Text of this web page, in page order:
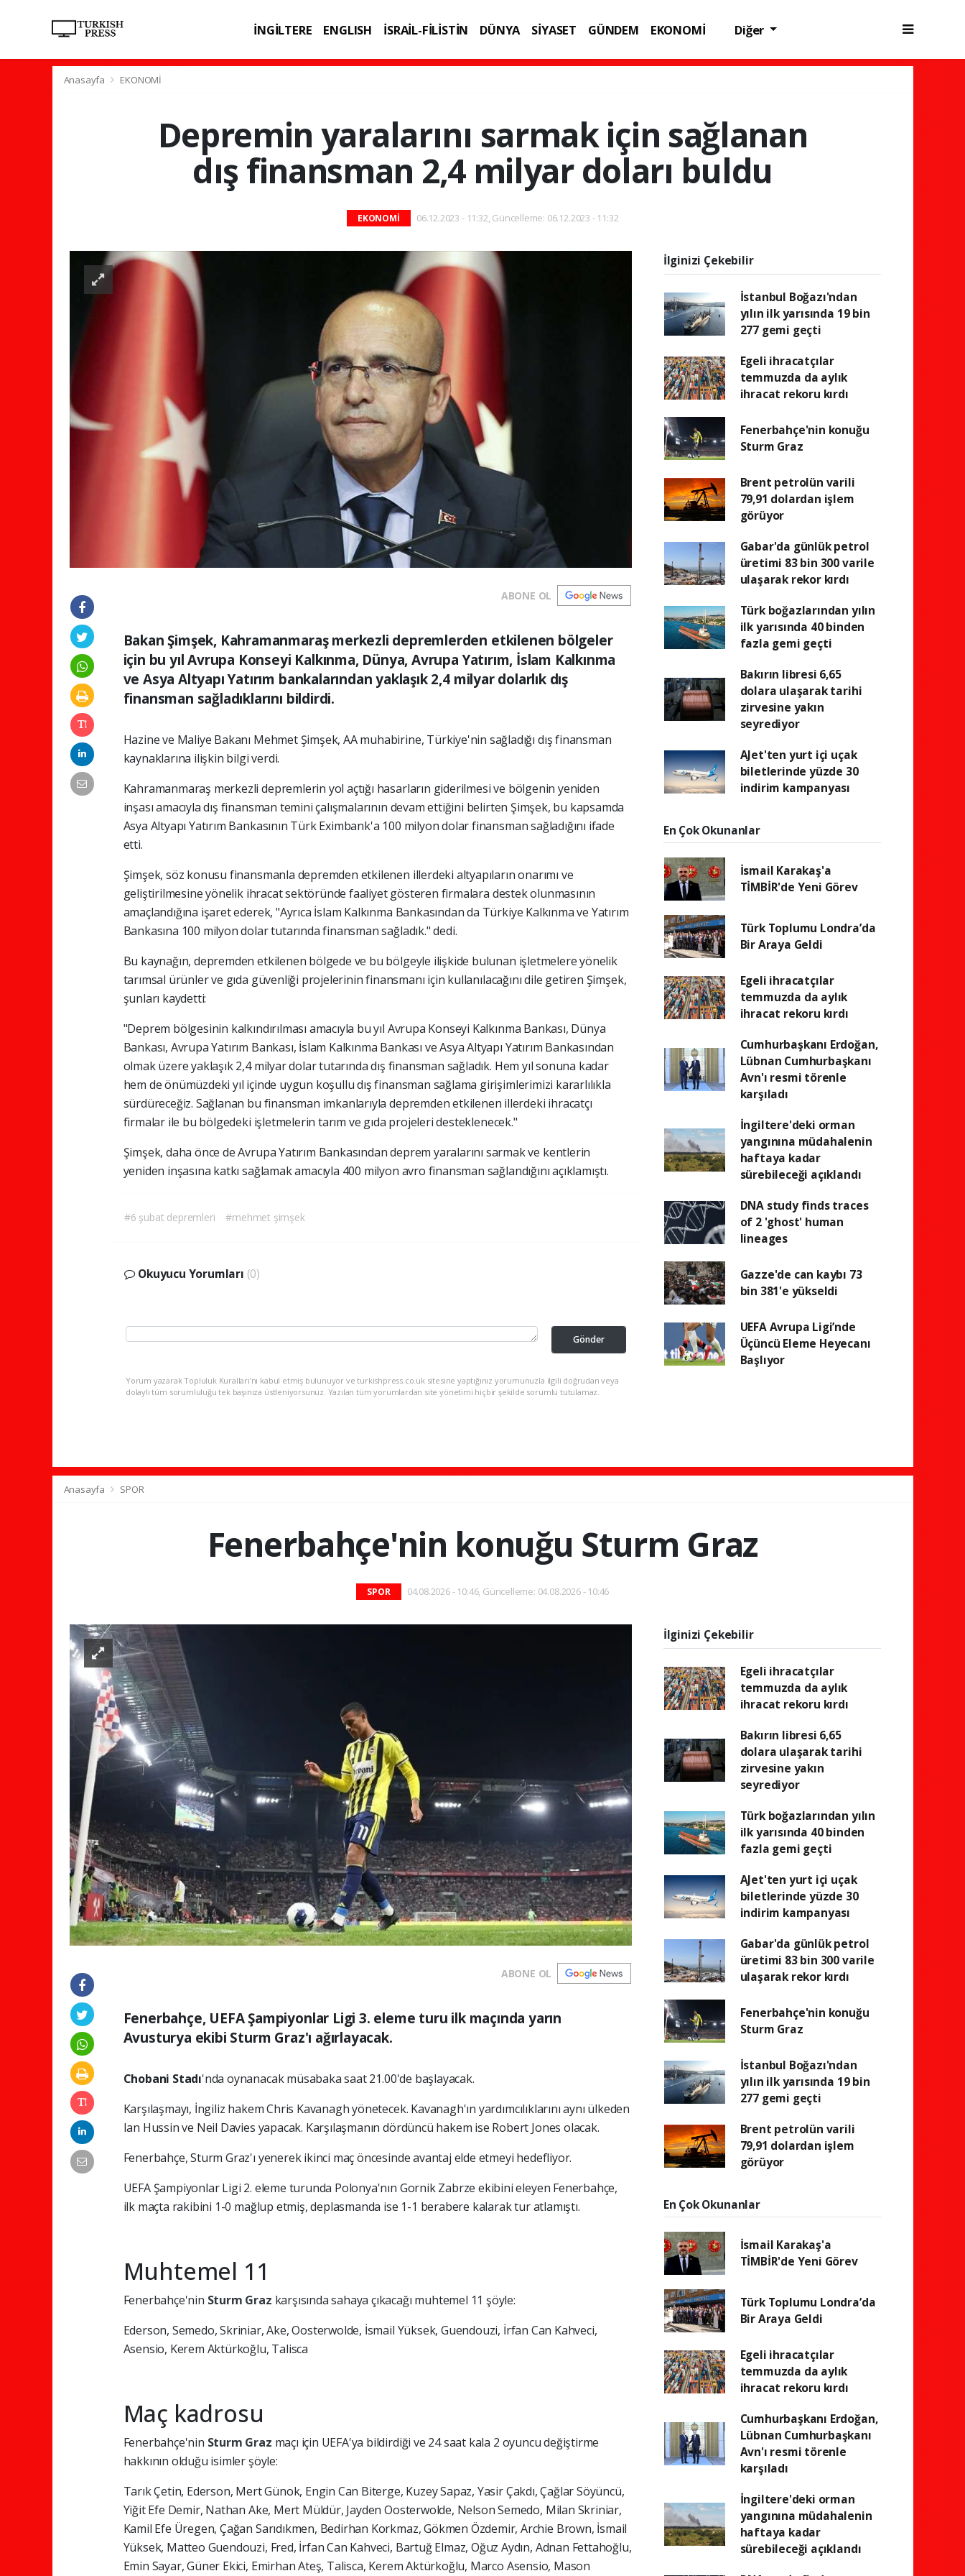
İNGİLTERE ENGLISH İSRAİL-FİLİSTİN DÜNYA SİYASET GÜNDEM
EKONOMİ
Diğer
Anasayfa EKONOMİ
Depremin yaralarını sarmak için sağlanan
dış finansman 2,4 milyar doları buldu
EKONOMİ 06.12.2023 - 11:32, Güncelleme: 06.12.2023 - 11:32
ABONE OL
Bakan Şimşek, Kahramanmaraş merkezli depremlerden etkilenen bölgeler
için bu yıl Avrupa Konseyi Kalkınma, Dünya, Avrupa Yatırım, İslam Kalkınma
ve Asya Altyapı Yatırım bankalarından yaklaşık 2,4 milyar dolarlık dış
finansman sağladıklarını bildirdi.
Hazine ve Maliye Bakanı Mehmet Şimşek, AA muhabirine, Türkiye'nin sağladığı dış finansman
kaynaklarına ilişkin bilgi verdi.
Kahramanmaraş merkezli depremlerin yol açtığı hasarların giderilmesi ve bölgenin yeniden
inşası amacıyla dış finansman temini çalışmalarının devam ettiğini belirten Şimşek, bu kapsamda
Asya Altyapı Yatırım Bankasının Türk Eximbank'a 100 milyon dolar finansman sağladığını ifade
etti.
Şimşek, söz konusu finansmanla depremden etkilenen illerdeki altyapıların onarımı ve
geliştirilmesine yönelik ihracat sektöründe faaliyet gösteren firmalara destek olunmasının
amaçlandığına işaret ederek, "Ayrıca İslam Kalkınma Bankasından da Türkiye Kalkınma ve Yatırım
Bankasına 100 milyon dolar tutarında finansman sağladık." dedi.
Bu kaynağın, depremden etkilenen bölgede ve bu bölgeyle ilişkide bulunan işletmelere yönelik
tarımsal ürünler ve gıda güvenliği projelerinin finansmanı için kullanılacağını dile getiren Şimşek,
şunları kaydetti:
"Deprem bölgesinin kalkındırılması amacıyla bu yıl Avrupa Konseyi Kalkınma Bankası, Dünya
Bankası, Avrupa Yatırım Bankası, İslam Kalkınma Bankası ve Asya Altyapı Yatırım Bankasından
olmak üzere yaklaşık 2,4 milyar dolar tutarında dış finansman sağladık. Hem yıl sonuna kadar
hem de önümüzdeki yıl içinde uygun koşullu dış finansman sağlama girişimlerimizi kararlılıkla
sürdüreceğiz. Sağlanan bu finansman imkanlarıyla depremden etkilenen illerdeki ihracatçı
firmalar ile bu bölgedeki işletmelerin tarım ve gıda projeleri desteklenecek."
Şimşek, daha önce de Avrupa Yatırım Bankasından deprem yaralarını sarmak ve kentlerin
yeniden inşasına katkı sağlamak amacıyla 400 milyon avro finansman sağlandığını açıklamıştı.
#6 şubat depremleri #mehmet şimşek
Okuyucu Yorumları (0)
Gönder
Yorum yazarak Topluluk Kuralları’nı kabul etmiş bulunuyor ve turkishpress.co.uk sitesine yaptığınız yorumunuzla ilgili doğrudan veya
dolaylı tüm sorumluluğu tek başınıza üstleniyorsunuz. Yazılan tüm yorumlardan site yönetimi hiçbir şekilde sorumlu tutulamaz.
İlginizi Çekebilir
İstanbul Boğazı'ndan
yılın ilk yarısında 19 bin
277 gemi geçti
Egeli ihracatçılar
temmuzda da aylık
ihracat rekoru kırdı
Fenerbahçe'nin konuğu
Sturm Graz
Brent petrolün varili
79,91 dolardan işlem
görüyor
Gabar'da günlük petrol
üretimi 83 bin 300 varile
ulaşarak rekor kırdı
Türk boğazlarından yılın
ilk yarısında 40 binden
fazla gemi geçti
Bakırın libresi 6,65
dolara ulaşarak tarihi
zirvesine yakın
seyrediyor
AJet'ten yurt içi uçak
biletlerinde yüzde 30
indirim kampanyası
En Çok Okunanlar
İsmail Karakaş'a
TİMBİR'de Yeni Görev
Türk Toplumu Londra’da
Bir Araya Geldi
Egeli ihracatçılar
temmuzda da aylık
ihracat rekoru kırdı
Cumhurbaşkanı Erdoğan,
Lübnan Cumhurbaşkanı
Avn'ı resmi törenle
karşıladı
İngiltere'deki orman
yangınına müdahalenin
haftaya kadar
sürebileceği açıklandı
DNA study finds traces
of 2 'ghost' human
lineages
Gazze'de can kaybı 73
bin 381'e yükseldi
UEFA Avrupa Ligi’nde
Üçüncü Eleme Heyecanı
Başlıyor
Anasayfa SPOR
Fenerbahçe'nin konuğu Sturm Graz
SPOR 04.08.2026 - 10:46, Güncelleme: 04.08.2026 - 10:46
ABONE OL
Fenerbahçe, UEFA Şampiyonlar Ligi 3. eleme turu ilk maçında yarın
Avusturya ekibi Sturm Graz'ı ağırlayacak.
Chobani Stadı'nda oynanacak müsabaka saat 21.00'de başlayacak.
Karşılaşmayı, İngiliz hakem Chris Kavanagh yönetecek. Kavanagh'ın yardımcılıklarını aynı ülkeden
Ian Hussin ve Neil Davies yapacak. Karşılaşmanın dördüncü hakem ise Robert Jones olacak.
Fenerbahçe, Sturm Graz'ı yenerek ikinci maç öncesinde avantaj elde etmeyi hedefliyor.
UEFA Şampiyonlar Ligi 2. eleme turunda Polonya'nın Gornik Zabrze ekibini eleyen Fenerbahçe,
ilk maçta rakibini 1-0 mağlup etmiş, deplasmanda ise 1-1 berabere kalarak tur atlamıştı.
Muhtemel 11
Fenerbahçe'nin Sturm Graz karşısında sahaya çıkacağı muhtemel 11 şöyle:
Ederson, Semedo, Skriniar, Ake, Oosterwolde, İsmail Yüksek, Guendouzi, İrfan Can Kahveci,
Asensio, Kerem Aktürkoğlu, Talisca
Maç kadrosu
Fenerbahçe'nin Sturm Graz maçı için UEFA'ya bildirdiği ve 24 saat kala 2 oyuncu değiştirme
hakkının olduğu isimler şöyle:
Tarık Çetin, Ederson, Mert Günok, Engin Can Biterge, Kuzey Sapaz, Yasir Çakdı, Çağlar Söyüncü,
Yiğit Efe Demir, Nathan Ake, Mert Müldür, Jayden Oosterwolde, Nelson Semedo, Milan Skriniar,
Kamil Efe Üregen, Çağan Sarıdıkmen, Bedirhan Korkmaz, Gökmen Özdemir, Archie Brown, İsmail
Yüksek, Matteo Guendouzi, Fred, İrfan Can Kahveci, Bartuğ Elmaz, Oğuz Aydın, Adnan Fettahoğlu,
Emin Sayar, Güner Ekici, Emirhan Ateş, Talisca, Kerem Aktürkoğlu, Marco Asensio, Mason
İlginizi Çekebilir
Egeli ihracatçılar
temmuzda da aylık
ihracat rekoru kırdı
Bakırın libresi 6,65
dolara ulaşarak tarihi
zirvesine yakın
seyrediyor
Türk boğazlarından yılın
ilk yarısında 40 binden
fazla gemi geçti
AJet'ten yurt içi uçak
biletlerinde yüzde 30
indirim kampanyası
Gabar'da günlük petrol
üretimi 83 bin 300 varile
ulaşarak rekor kırdı
Fenerbahçe'nin konuğu
Sturm Graz
İstanbul Boğazı'ndan
yılın ilk yarısında 19 bin
277 gemi geçti
Brent petrolün varili
79,91 dolardan işlem
görüyor
En Çok Okunanlar
İsmail Karakaş'a
TİMBİR'de Yeni Görev
Türk Toplumu Londra’da
Bir Araya Geldi
Egeli ihracatçılar
temmuzda da aylık
ihracat rekoru kırdı
Cumhurbaşkanı Erdoğan,
Lübnan Cumhurbaşkanı
Avn'ı resmi törenle
karşıladı
İngiltere'deki orman
yangınına müdahalenin
haftaya kadar
sürebileceği açıklandı